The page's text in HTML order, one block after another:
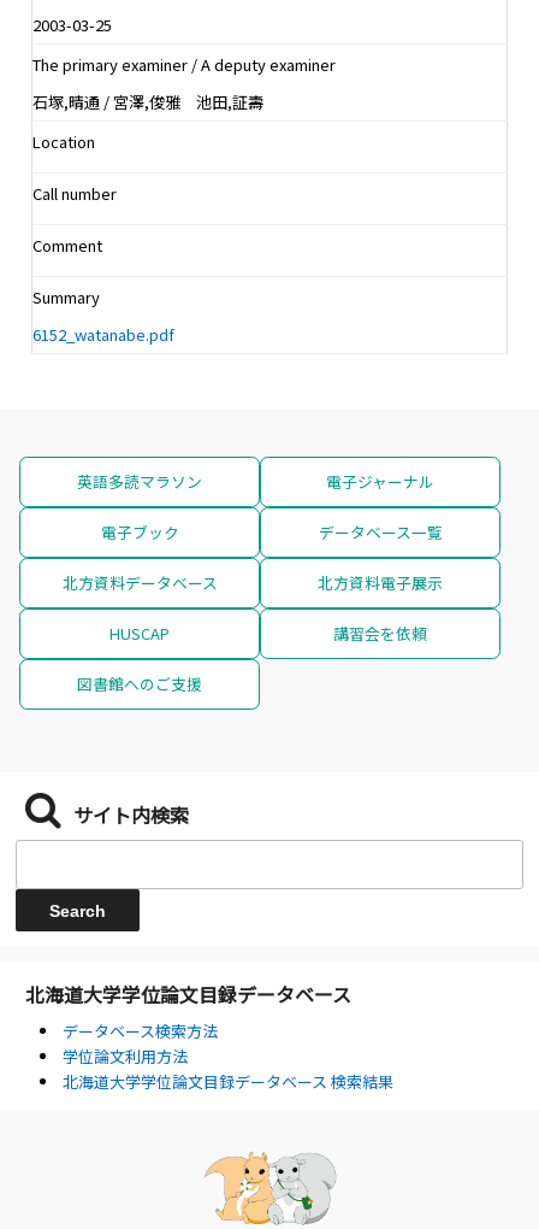
2003-03-25
The primary examiner / A deputy examiner
石塚,晴通 / 宮澤,俊雅 池田,証壽
Location
Call number
Comment
Summary
6152_watanabe.pdf
英語多読マラソン 電子ジャーナル
電子ブック データベース一覧
北方資料データベース 北方資料電子展示
HUSCAP 講習会を依頼
図書館へのご支援
サイト内検索
北海道大学学位論文目録データベース
データベース検索方法
学位論文利用方法
北海道大学学位論文目録データベース 検索結果